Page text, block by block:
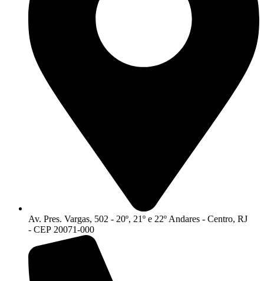
Av. Pres. Vargas, 502 - 20º, 21º e 22º Andares - Centro, RJ
- CEP 20071-000